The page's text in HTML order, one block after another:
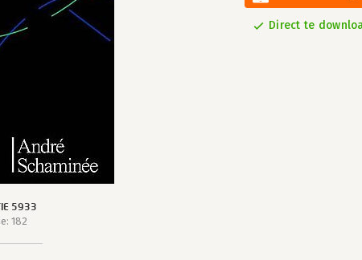
5933
182
Direct te